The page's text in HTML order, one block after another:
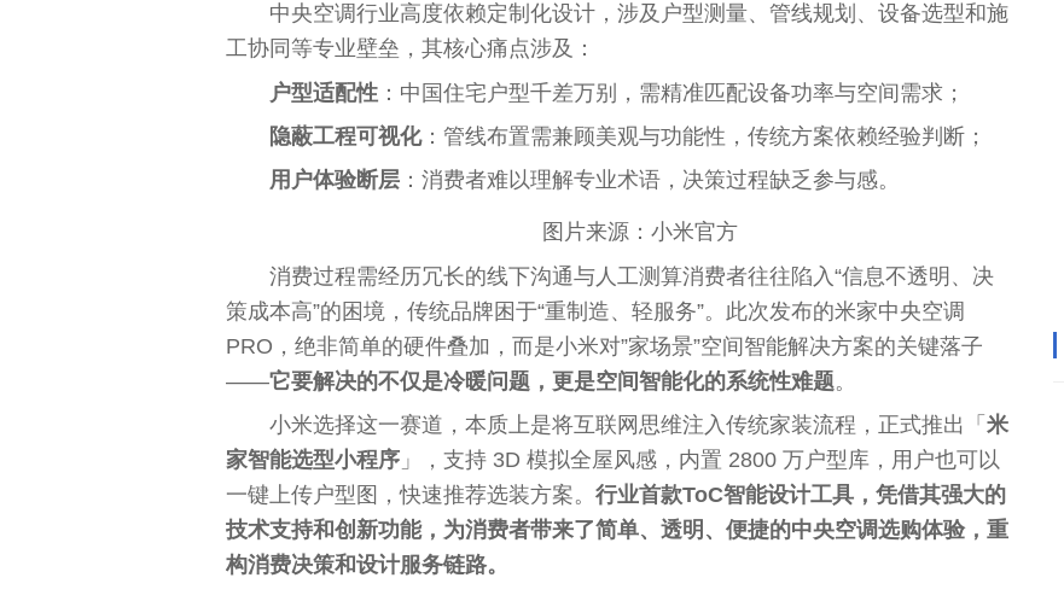
中央空调行业高度依赖定制化设计，涉及户型测量、管线规划、设备选型和施
工协同等专业壁垒，其核心痛点涉及：
户型适配性 ： 中国住宅户型千差万别，需精准匹配设备功率与空间需求；
隐蔽工程可视化‌：管线布置需兼顾美观与功能性 ，传统方案依赖经验判断；
用户体验断层‌ ：消费者难以理解专业术语，决策过程缺乏参与感。
图片来源：小米官方
消费过程需经历冗长的线下沟通与人工测算消费者往往陷入“信息不透明、决
策成本高”的困境，传统品牌困于“重制造、轻服务”。此次发布的‌米家中央空调
PRO‌，绝非简单的硬件叠加，而是小米对”家场景”空间智能解决方案的关键落子
——它要解决的不仅是冷暖问题，更是‌空间智能化的系统性难题‌。
小米选择这一赛道，本质上是将互联网思维注入传统家装流程，正式推出「 米
家智能选型小程序 」，支持 3D 模拟全屋风感，内置 2800 万户型库，用户也可以
一键上传户型图，快速推荐选装方案。 行业首款ToC智能设计工具，凭借其强大的
技术支持和创新功能，为消费者带来了简单、透明、便捷的中央空调选购体验，重
构消费决策和设计服务链路。